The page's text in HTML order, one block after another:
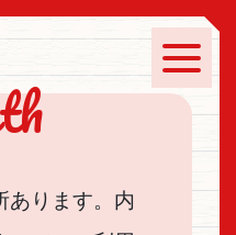
あります。内